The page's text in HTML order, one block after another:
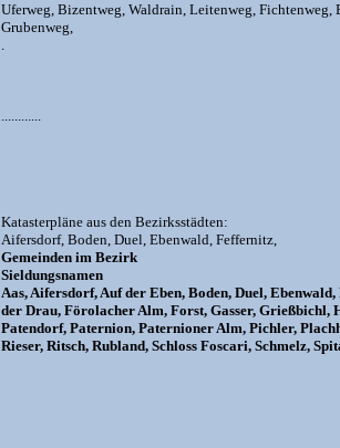
Uferweg, Bizentweg, Waldrain, Leitenweg, Fichtenweg,
Grubenweg,
.
............
Katasterpläne aus den Bezirksstädten:
Aifersdorf, Boden, Duel, Ebenwald, Feffernitz,
Gemeinden im Bezirk
Sieldungsnamen
Aas, Aifersdorf, Auf der Eben, Boden, Duel,
der Drau, Förolacher Alm, Forst, Gasser,
Patendorf, Paternion, Paternioner Alm, Pichler,
Rieser, Ritsch, Rubland, Schloss Foscari, Schmelz,